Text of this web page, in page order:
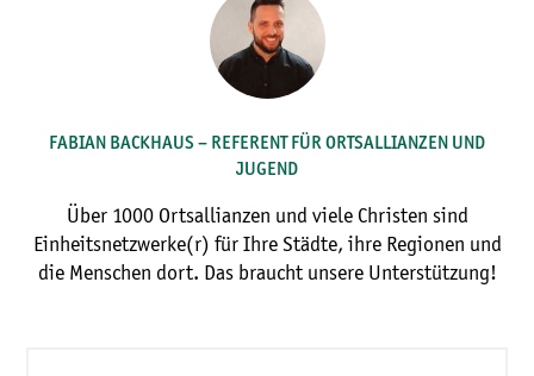
FABIAN BACKHAUS – REFERENT FÜR ORTSALLIANZEN UND
JUGEND
Über 1000 Ortsallianzen und viele Christen sind
Einheitsnetzwerke(r) für Ihre Städte, ihre Regionen und
die Menschen dort. Das braucht unsere Unterstützung!